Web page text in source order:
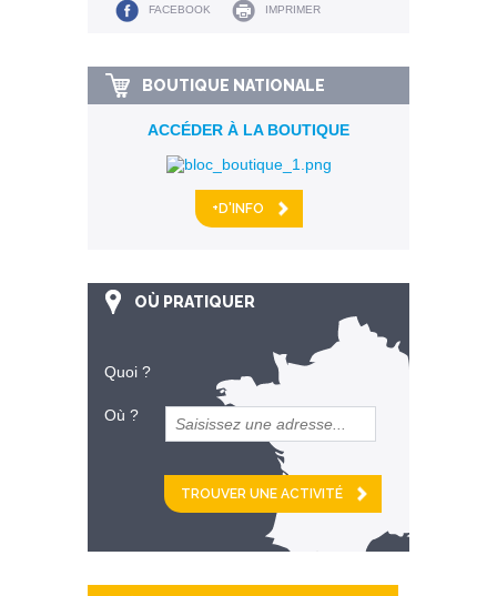
FACEBOOK
IMPRIMER
BOUTIQUE NATIONALE
ACCÉDER À LA BOUTIQUE
+D'INFO
OÙ PRATIQUER
Quoi ?
Où ?
et
km alentour